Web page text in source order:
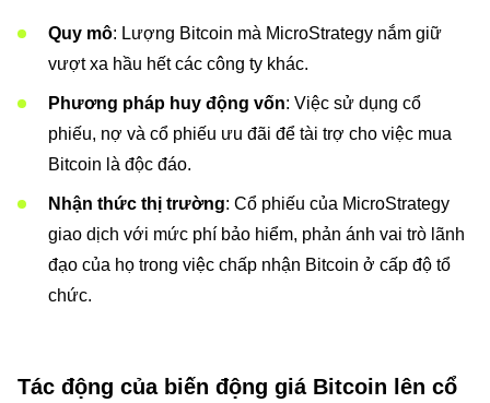
Quy mô: Lượng Bitcoin mà MicroStrategy nắm giữ
vượt xa hầu hết các công ty khác.
Phương pháp huy động vốn: Việc sử dụng cổ
phiếu, nợ và cổ phiếu ưu đãi để tài trợ cho việc mua
Bitcoin là độc đáo.
Nhận thức thị trường: Cổ phiếu của MicroStrategy
giao dịch với mức phí bảo hiểm, phản ánh vai trò lãnh
đạo của họ trong việc chấp nhận Bitcoin ở cấp độ tổ
chức.
Tác động của biến động giá Bitcoin lên cổ